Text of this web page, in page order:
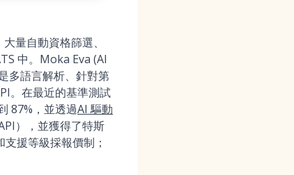
量自動資格篩選、
中。Moka Eva (AI
多語言解析、針對第
。在最近的基準測試
87%，並透過AI 驅動
），並獲得了特斯
援等級採報價制；